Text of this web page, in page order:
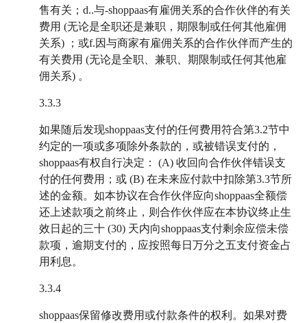
售有关；d..与-shoppaas有雇佣关系的合作伙伴的有关
费用 (无论是全职还是兼职，期限制或任何其他雇佣
关系) ；或f.因与商家有雇佣关系的合作伙伴而产生的
有关费用 (无论是全职、兼职、期限制或任何其他雇
佣关系) 。
3.3.3
如果随后发现shoppaas支付的任何费用符合第3.2节中
约定的一项或多项除外条款的，或被错误支付的，
shoppaas有权自行决定： (A) 收回向合作伙伴错误支
付的任何费用；或 (B) 在未来应付款中扣除第3.3节所
述的金额。如本协议在合作伙伴应向shoppaas全额偿
还上述款项之前终止，则合作伙伴应在本协议终止生
效日起的三十 (30) 天内向shoppaas支付剩余应偿未偿
款项，逾期支付的，应按照每日万分之五支付资金占
用利息。
3.3.4
shoppaas保留修改费用或付款条件的权利。如果对费